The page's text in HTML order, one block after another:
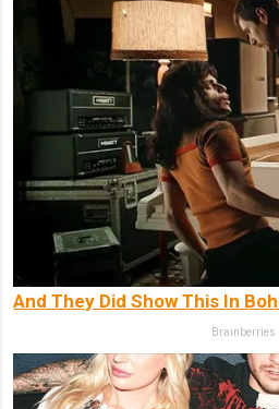
And They Did Show This In
Brainberries